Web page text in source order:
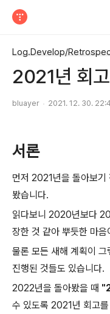
Log.Develop/
2021년 회고
bluayer 2021. 12. 30.
서론
먼저 2021년을 돌아보
봤습니다.
읽다보니 2020년보다
장한 것 같아 뿌듯한 마음
물론 모든 새해 계획이
진행된 것들도 있습니다.
2022년을 돌아봤을 때
수 있도록 2021년 회고